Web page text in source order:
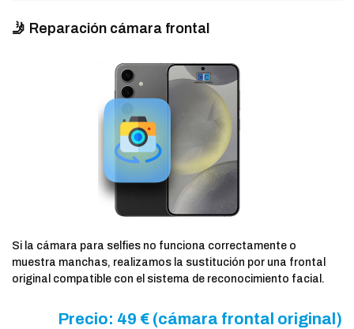
🤳 Reparación cámara frontal
Si la cámara para selfies no funciona correctamente o
muestra manchas, realizamos la sustitución por una frontal
original compatible con el sistema de reconocimiento facial.
Precio: 49 € (cámara frontal original)